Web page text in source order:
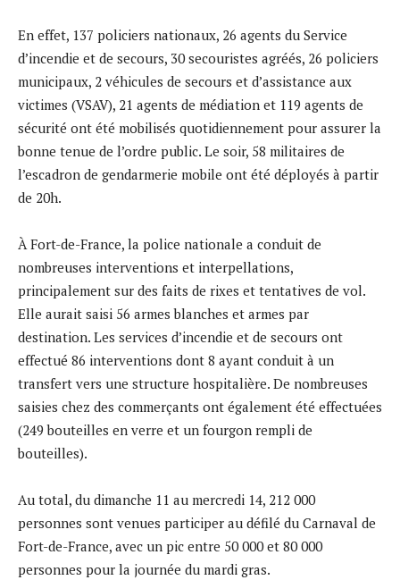
En effet, 137 policiers nationaux, 26 agents du Service
d’incendie et de secours, 30 secouristes agréés, 26 policiers
municipaux, 2 véhicules de secours et d’assistance aux
victimes (VSAV), 21 agents de médiation et 119 agents de
sécurité ont été mobilisés quotidiennement pour assurer la
bonne tenue de l’ordre public. Le soir, 58 militaires de
l’escadron de gendarmerie mobile ont été déployés à partir
de 20h.
À Fort-de-France, la police nationale a conduit de
nombreuses interventions et interpellations,
principalement sur des faits de rixes et tentatives de vol.
Elle aurait saisi 56 armes blanches et armes par
destination. Les services d’incendie et de secours ont
effectué 86 interventions dont 8 ayant conduit à un
transfert vers une structure hospitalière. De nombreuses
saisies chez des commerçants ont également été effectuées
(249 bouteilles en verre et un fourgon rempli de
bouteilles).
Au total, du dimanche 11 au mercredi 14, 212 000
personnes sont venues participer au défilé du Carnaval de
Fort-de-France, avec un pic entre 50 000 et 80 000
personnes pour la journée du mardi gras.